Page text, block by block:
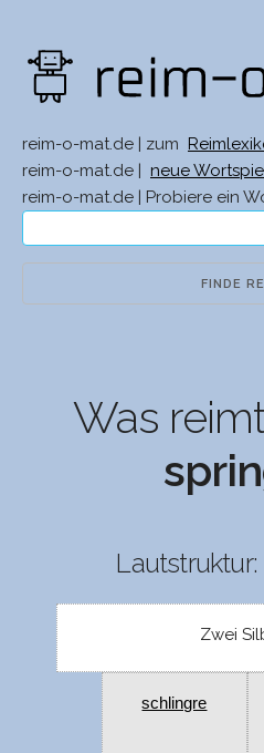
reim-o-mat.de | zum
reim-o-mat.de |
neue
reim-o-mat.de | Probiere ein
Was
Lautstruktur:
Zwei
schlingre